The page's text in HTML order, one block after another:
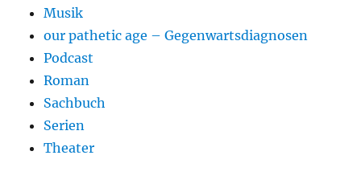
Musik
our pathetic age – Gegenwartsdiagnosen
Podcast
Roman
Sachbuch
Serien
Theater